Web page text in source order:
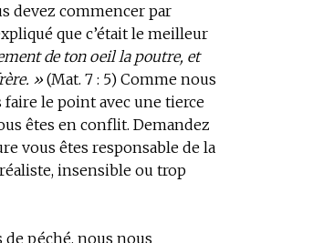
devez commencer par
que c’était le meilleur
de ton oeil la poutre, et
» (Mat. 7 : 5) Comme nous
le point avec une tierce
êtes en conflit. Demandez
vous êtes responsable de la
insensible ou trop
de péché, nous nous